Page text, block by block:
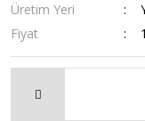
Üretim Yeri
Fiyat